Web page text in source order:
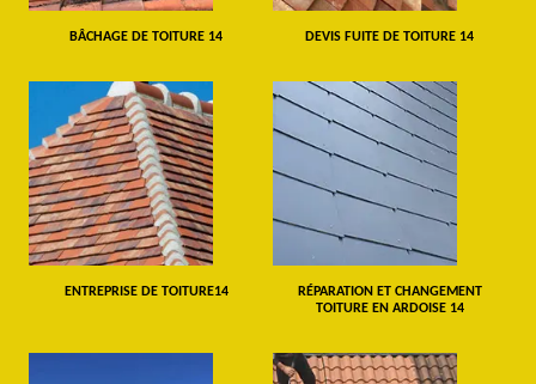
BÂCHAGE DE TOITURE 14 DEVIS FUITE DE TOITURE 14
ENTREPRISE DE TOITURE14
RÉPARATION ET CHANGEMENT
TOITURE EN ARDOISE 14